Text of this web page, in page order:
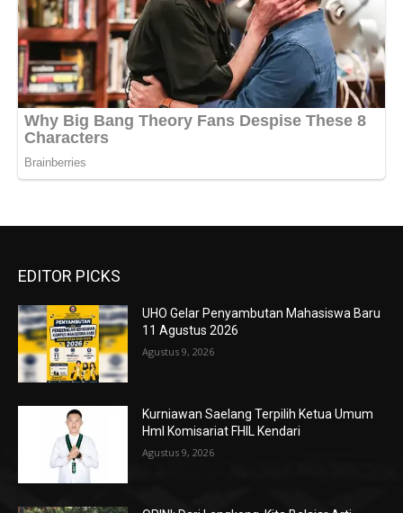
EDITOR PICKS
UHO Gelar Penyambutan Mahasiswa Baru
11 Agustus 2026
Agustus 9, 2026
Kurniawan Saelang Terpilih Ketua Umum
HmI Komisariat FHIL Kendari
Agustus 9, 2026